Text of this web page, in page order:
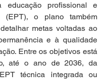
educação profissional e
(EPT), o plano também
metas voltadas ao
e à qualidade
Entre os objetivos está
até o ano de 2036, da
técnica integrada ou